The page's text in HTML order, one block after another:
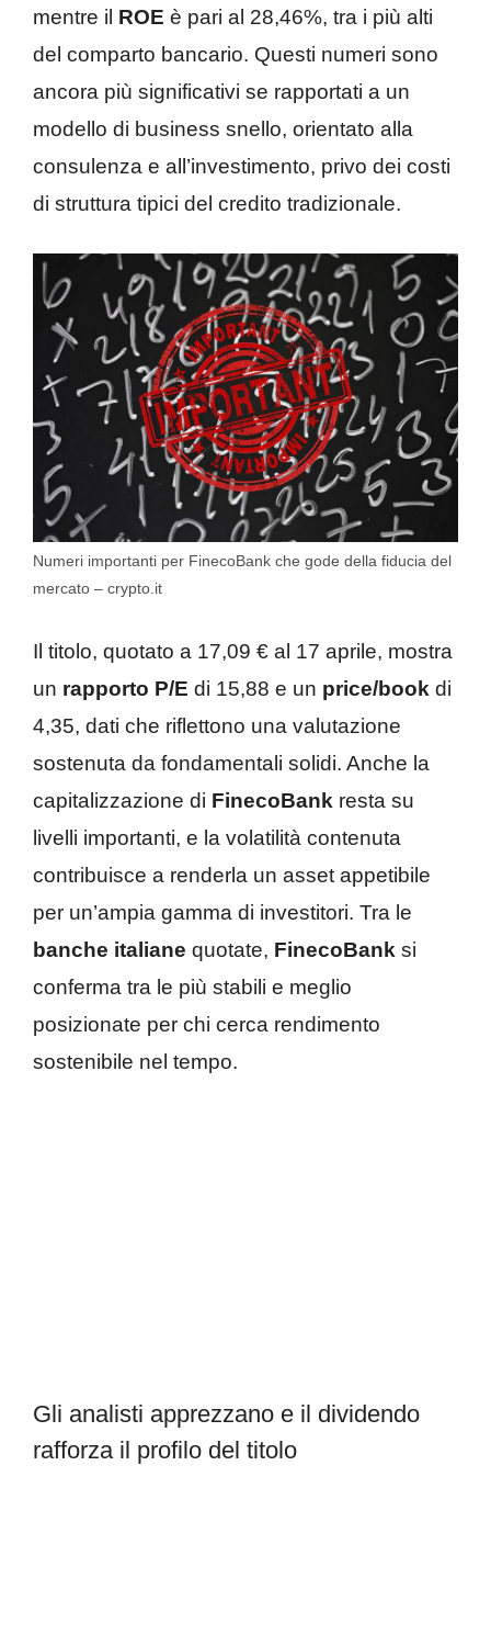
mentre il ROE è pari al 28,46%, tra i più alti
del comparto bancario. Questi numeri sono
ancora più significativi se rapportati a un
modello di business snello, orientato alla
consulenza e all’investimento, privo dei costi
di struttura tipici del credito tradizionale.
Numeri importanti per FinecoBank che gode della fiducia del
mercato – crypto.it
Il titolo, quotato a 17,09 € al 17 aprile, mostra
un rapporto P/E di 15,88 e un price/book di
4,35, dati che riflettono una valutazione
sostenuta da fondamentali solidi. Anche la
capitalizzazione di FinecoBank resta su
livelli importanti, e la volatilità contenuta
contribuisce a renderla un asset appetibile
per un’ampia gamma di investitori. Tra le
banche italiane quotate, FinecoBank si
conferma tra le più stabili e meglio
posizionate per chi cerca rendimento
sostenibile nel tempo.
Gli analisti apprezzano e il dividendo
rafforza il profilo del titolo